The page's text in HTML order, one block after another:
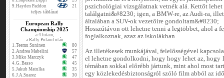
9.Hayden Paddon 21
teljes táblázat
European Rally
Championship 2025
a 4.futam,
a Rally Poland után
1.Teemu Suninen
80
2.Andrea Mabelini
57
3.Miko Marczyk
47
4.G. Basso
45
5.Jakub Matulka
35
6.J.A.Suarez
30
pszichológiai vizsgálatnak vetnék alá. Kettőt lehet
találgatni&#8230; igen, a BMW-re, az Audi-ra,
általában a SUV-ok vezetőire gondoltam&#8230;
Hosszútávon ott lehetne tenni a legtöbbet, ahol a
foglalkoznak, azaz az iskolákban.
Az illetékesek munkájával, felelősségével
el lehetne gondolkodni, hogy hogy lehet az, hogy
témában sokkal előrébb jártunk, mint ahol most
egy közlekedésbiztonságról szóló film abból az